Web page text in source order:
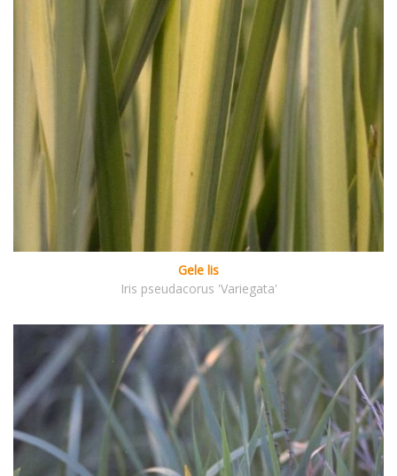
Gele lis
Iris pseudacorus 'Variegata'